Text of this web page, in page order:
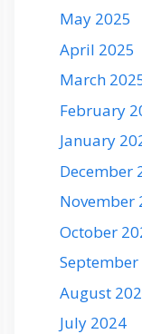
May 2025
April 2025
March
February
January
December
November
October
August
July 2024